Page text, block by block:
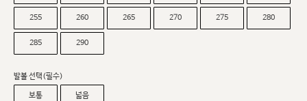
255 260 265 270 275 280
285 290
발볼 선택(필수)
보통 넓음